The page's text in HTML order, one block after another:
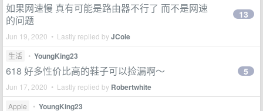
如果网速慢 真有可能是路由器不行了 而不是网速
的问题
Jun 19, 2020 • Lastly replied byJCole
13
生活 • YoungKing23
618 好多性价比高的鞋子可以捡漏啊～
Jun 17, 2020 • Lastly replied by Robertwhite
5
Apple • YoungKing23